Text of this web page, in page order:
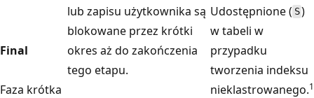
Final
Faza krótka
lub zapisu użytkownika są
blokowane przez krótki
okres aż do zakończenia
tego etapu.
Udostępnione ( S)
w tabeli w
przypadku
tworzenia indeksu
nieklastrowanego.1